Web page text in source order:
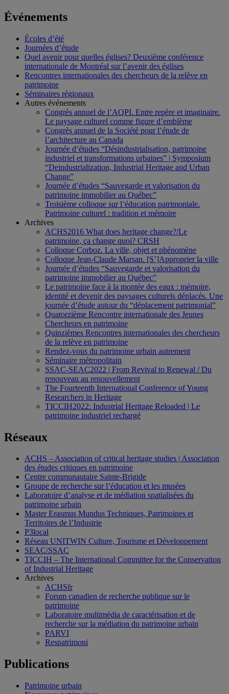
Événements
Écoles d’été
Journées d’étude
Quel avenir pour quelles églises? Deuxième conférence
internationale de Montréal sur l’avenir des églises
Rencontres internationales des chercheurs de la relève en
patrimoine
Séminaires régionaux
Autres événements
Congrès annuel de l’AQPI. Entre repère et imaginaire.
Le paysage culturel comme figure d’emblème
Congrès annuel de la Société pour l’étude de
l’architecture au Canada
Journée d’études “Désindustrialisation, patrimoine
industriel et transformations urbaines” | Symposium
“Deindustrialization, Industrial Heritage and Urban
Change”
Journée d’études “Sauvegarde et valorisation du
patrimoine immobilier au Québec”
Troisième colloque sur l’éducation patrimoniale.
Patrimoine culturel : tradition et mémoire
Archives
ACHS2016 What does heritage change?/Le
patrimoine, ça change quoi? CRSH
Colloque Corboz. La ville, objet et phénomène
Colloque Jean-Claude Marsan. [S’]Approprier la ville
Journée d’études “Sauvegarde et valorisation du
patrimoine immobilier au Québec”
Le patrimoine face à la montée des eaux : mémoire,
identité et devenir des paysages culturels déplacés. Une
journée d’étude autour du “déplacement patrimonial”
Quatorzième Rencontre internationale des Jeunes
Chercheurs en patrimoine
Quinzièmes Rencontres internationales des chercheurs
de la relève en patrimoine
Rendez-vous du patrimoine urbain autrement
Séminaire métropolitain
SSAC-SEAC2022 | From Revival to Renewal / Du
renouveau au renouvellement
The Fourteenth International Conference of Young
Researchers in Heritage
TICCIH2022: Industrial Heritage Reloaded | Le
patrimoine industriel rechargé
Réseaux
ACHS – Association of critical heritage studies | Association
des études critiques en patrimoine
Centre communautaire Sainte-Brigide
Groupe de recherche sur l’éducation et les musées
Laboratoire d’analyse et de médiation spatialisées du
patrimoine urbain
Master Erasmus Mundus Techniques, Patrimoines et
Territoires de l’Industrie
P3local
Réseau UNITWIN Culture, Tourisme et Développement
SEAC/SSAC
TICCIH – The International Committee for the Conservation
of Industrial Heritage
Archives
ACHSfr
Forum canadien de recherche publique sur le
patrimoine
Laboratoire multimédia de caractérisation et de
recherche sur la médiation du patrimoine urbain
PARVI
Respatrimoni
Publications
Patrimoine urbain